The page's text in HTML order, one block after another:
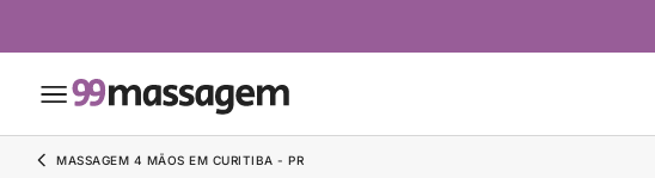
MASSAGEM 4 MÃOS EM CURITIBA - PR